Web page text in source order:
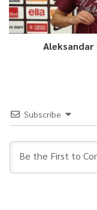
Aleksandar
Subscribe